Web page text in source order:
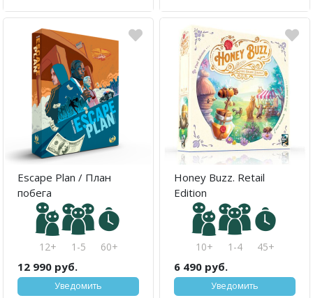
Escape Plan / План
побега
12+ 1-5 60+
12 990 руб.
Уведомить
Honey Buzz. Retail
Edition
10+ 1-4 45+
6 490 руб.
Уведомить